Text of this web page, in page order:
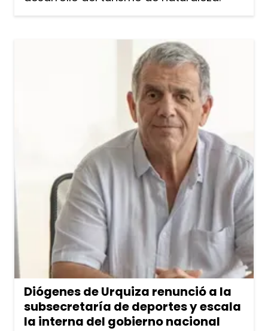
Diógenes de Urquiza renunció a la
subsecretaría de deportes y escala
la interna del gobierno nacional